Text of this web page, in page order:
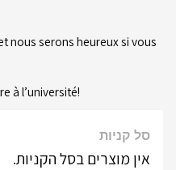
nous serons heureux si vous
à l’université!
סל קניות
אין מוצרים בסל הקניות.